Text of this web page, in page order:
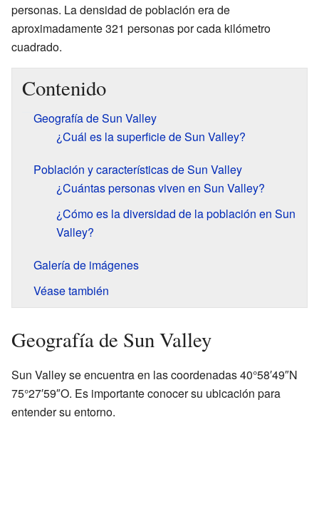
personas. La densidad de población era de
aproximadamente 321 personas por cada kilómetro
cuadrado.
Contenido
Geografía de Sun Valley
¿Cuál es la superficie de Sun Valley?
Población y características de Sun Valley
¿Cuántas personas viven en Sun Valley?
¿Cómo es la diversidad de la población en Sun
Valley?
Galería de imágenes
Véase también
Geografía de Sun Valley
Sun Valley se encuentra en las coordenadas 40°58′49″N
75°27′59″O. Es importante conocer su ubicación para
entender su entorno.